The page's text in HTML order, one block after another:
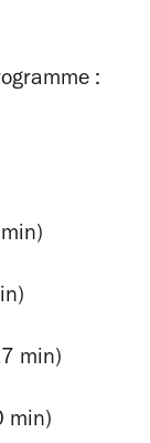
:
min)
min)